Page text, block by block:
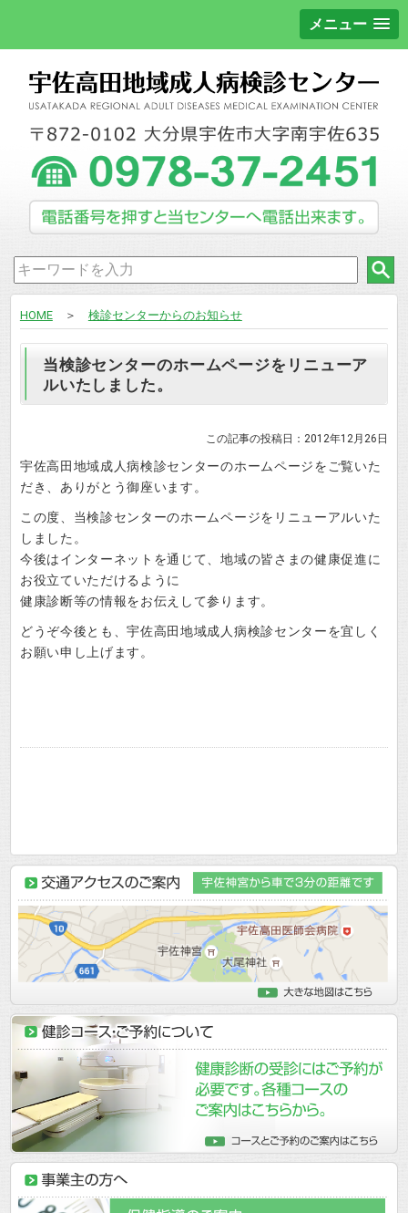
メニュー
HOME＞ 検診センターからのお知らせ
当検診センターのホームページをリニューア
ルいたしました。
この記事の投稿日：2012年12月26日
宇佐高田地域成人病検診センターのホームページをご覧いた
だき、ありがとう御座います。
この度、当検診センターのホームページをリニューアルいた
しました。
今後はインターネットを通じて、地域の皆さまの健康促進に
お役立ていただけるように
健康診断等の情報をお伝えして参ります。
どうぞ今後とも、宇佐高田地域成人病検診センターを宜しく
お願い申し上げます。